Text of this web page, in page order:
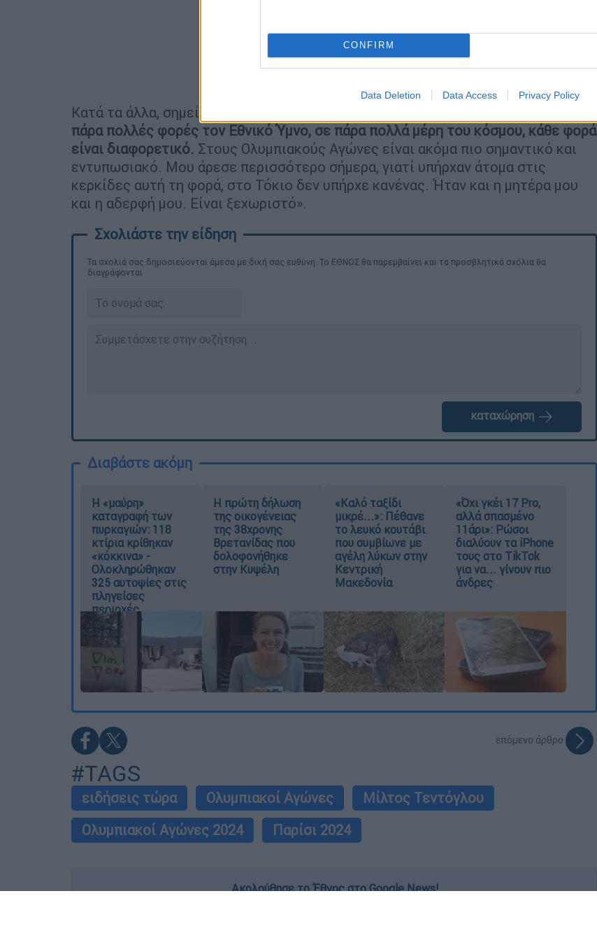
CONFIRM
Data Deletion Data Access Privacy Policy
Κατά τα άλλα, σημείωσε:
πάρα πολλές φορές τον Εθνικό Ύμνο, σε πάρα πολλά μέρη του κόσμου, κάθε φορά
είναι διαφορετικό. Στους Ολυμπιακούς Αγώνες είναι ακόμα πιο σημαντικό και
εντυπωσιακό. Μου άρεσε περισσότερο σήμερα, γιατί υπήρχαν άτομα στις
κερκίδες αυτή τη φορά, στο Τόκιο δεν υπήρχε κανένας. Ήταν και η μητέρα μου
και η αδερφή μου. Είναι ξεχωριστό».
Τα σχολιά σας δημοσιεύονται άμεσα με δική σας ευθύνη. Το ΕΘΝΟΣ θα παρεμβαίνει και τα προσβλητικά σχόλια θα
διαγράφονται
καταχώρηση
Διαβάστε ακόμη
Η «μαύρη»
καταγραφή των
πυρκαγιών: 118
κτίρια κρίθηκαν
«κόκκινα» -
Ολοκληρώθηκαν
325 αυτοψίες στις
πληγείσες
περιοχές
Η πρώτη δήλωση
της οικογένειας
της 38χρονης
Βρετανίδας που
δολοφονήθηκε
στην Κυψέλη
«Καλό ταξίδι
μικρέ...»: Πέθανε
το λευκό κουτάβι
που συμβίωνε με
αγέλη λύκων στην
Κεντρική
Μακεδονία
«Όχι γκέι 17 Pro,
αλλά σπασμένο
11άρι»: Ρώσοι
διαλύουν τα iPhone
τους στο TikTok
για να... γίνουν πιο
άνδρες
επόμενο άρθρο
#TAGS
ειδήσεις τώρα Ολυμπιακοί Αγώνες
Μίλτος Τεντόγλου
Ολυμπιακοί Αγώνες 2024
Παρίσι 2024
Ακολούθησε το Έθνος στο Google News!